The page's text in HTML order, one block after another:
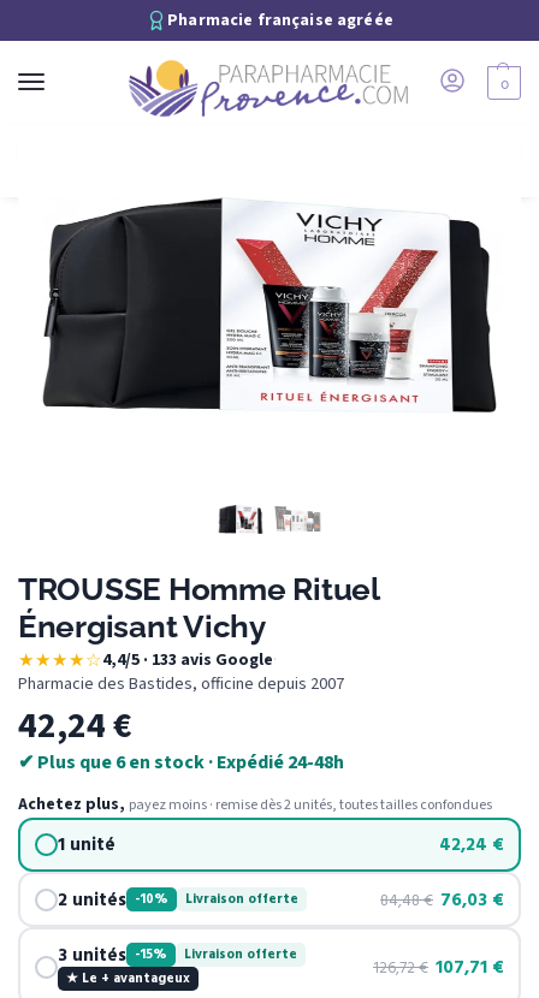
Pharmacie française agréée
0
TROUSSE Homme Rituel
Énergisant Vichy
★★★★☆4,4/5 · 133 avis Google·
Pharmacie des Bastides, officine depuis 2007
42,24€
✔ Plus que 6 en stock · Expédié 24-48h
Achetez plus, payez moins · remise dès 2 unités, toutes tailles confondues
1 unité 42,24 €
2 unités -10% Livraison offerte 84,48€ 76,03 €
3 unités -15%
Livraison offerte
★ Le + avantageux
126,72€ 107,71 €